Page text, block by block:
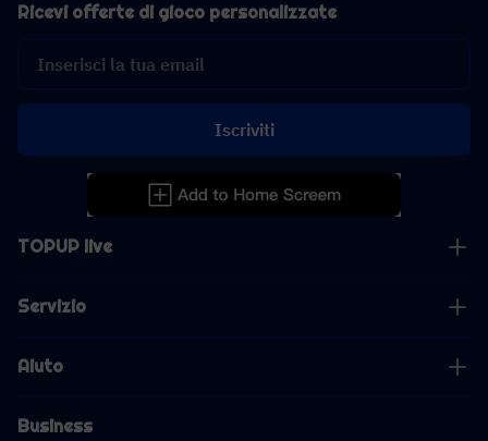
TOPUP live
Servizio
Aiuto
Business
Ricevi offerte di gioco personalizzate
Iscriviti